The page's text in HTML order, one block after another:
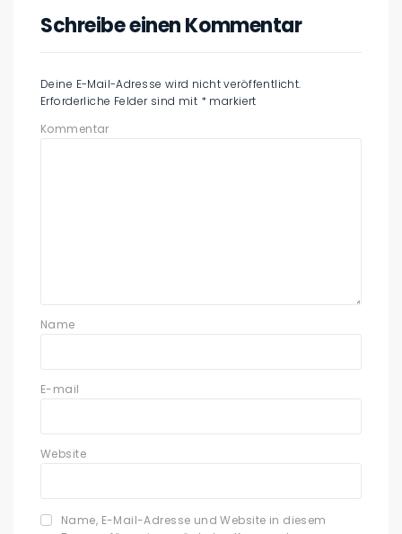
Schreibe einen Kommentar
Deine E-Mail-Adresse wird nicht veröffentlicht.
Erforderliche Felder sind mit * markiert
Kommentar
Name
E-mail
Website
Name, E-Mail-Adresse und Website in diesem